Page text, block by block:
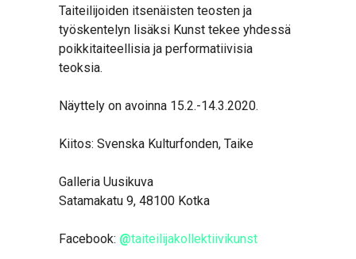
Taiteilijoiden itsenäisten teosten ja
työskentelyn lisäksi Kunst tekee yhdessä
poikkitaiteellisia ja performatiivisia
teoksia.
Näyttely on avoinna 15.2.-14.3.2020.
Kiitos: Svenska Kulturfonden, Taike
Galleria Uusikuva
Satamakatu 9, 48100 Kotka
Facebook: @taiteilijakollektiivikunst